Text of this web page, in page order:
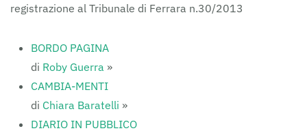
registrazione al Tribunale di Ferrara n.30/2013
BORDO PAGINA
di Roby Guerra »
CAMBIA-MENTI
di Chiara Baratelli »
DIARIO IN PUBBLICO